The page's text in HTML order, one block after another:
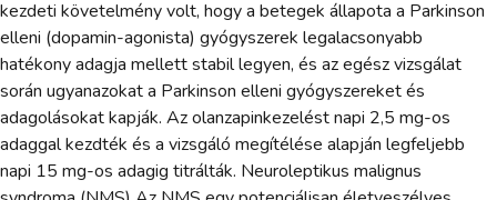
kezdeti követelmény volt, hogy a betegek állapota a Parkinson
elleni (dopamin-agonista) gyógyszerek legalacsonyabb
hatékony adagja mellett stabil legyen, és az egész vizsgálat
során ugyanazokat a Parkinson elleni gyógyszereket és
adagolásokat kapják. Az olanzapinkezelést napi 2,5 mg-os
adaggal kezdték és a vizsgáló megítélése alapján legfeljebb
napi 15 mg-os adagig titrálták. Neuroleptikus malignus